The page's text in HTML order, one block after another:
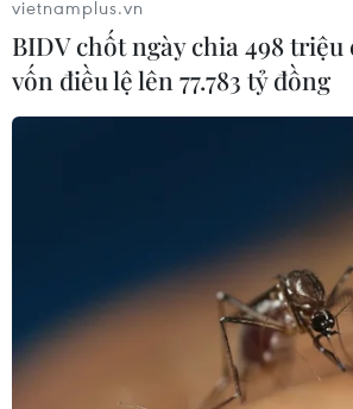
vietnamplus.vn
BIDV chốt ngày chia 498
vốn điều lệ lên 77.783 tỷ đồng